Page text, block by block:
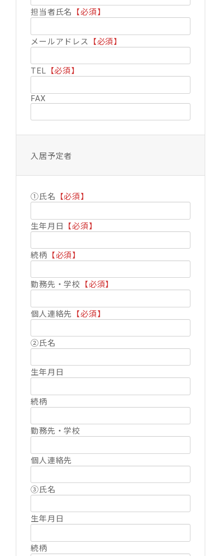
担当者氏名 【必須】
メールアドレス 【必須】
TEL 【必須】
FAX
入居予定者
①氏名 【必須】
生年月日 【必須】
続柄 【必須】
勤務先・学校 【必須】
個人連絡先 【必須】
②氏名
生年月日
続柄
勤務先・学校
個人連絡先
③氏名
生年月日
続柄